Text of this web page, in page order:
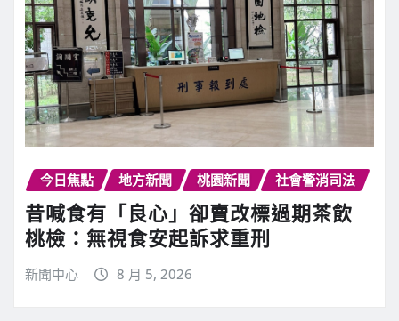
今日焦點 地方新聞 桃園新聞 社會警消司法
昔喊食有「良心」卻賣改標過期茶飲
桃檢：無視食安起訴求重刑
新聞中心 8 月 5, 2026